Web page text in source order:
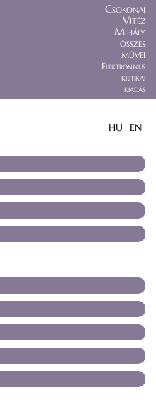
Csokonai
Vitéz
Mihály
összes
művei
Elektronikus
kritikai
kiadás
HU EN